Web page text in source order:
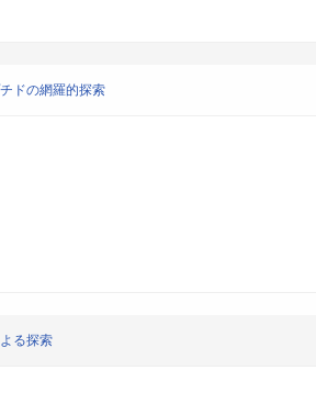
ドの網羅的探索
る探索